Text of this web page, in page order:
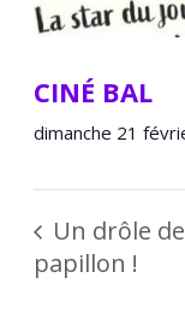
CINÉ BAL
dimanche 21
Un drôle de
papillon !